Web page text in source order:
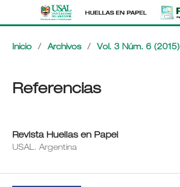
Inicio / Archivos / Vol. 3 Núm. 6 (2015)
Referencias
Revista Huellas en Papel
USAL. Argentina